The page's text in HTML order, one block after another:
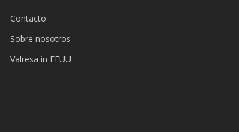
Contacto
Sobre nosotros
Valresa in EEUU